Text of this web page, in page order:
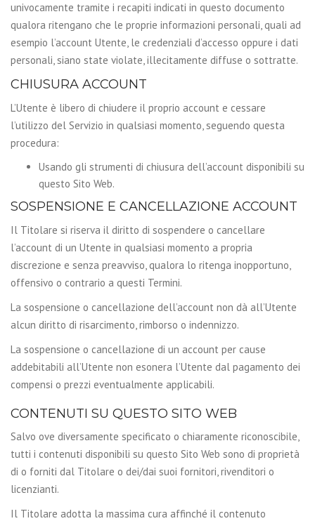
univocamente tramite i recapiti indicati in questo documento
qualora ritengano che le proprie informazioni personali, quali ad
esempio l’account Utente, le credenziali d’accesso oppure i dati
personali, siano state violate, illecitamente diffuse o sottratte.
CHIUSURA ACCOUNT
L’Utente è libero di chiudere il proprio account e cessare
l’utilizzo del Servizio in qualsiasi momento, seguendo questa
procedura:
Usando gli strumenti di chiusura dell’account disponibili su
questo Sito Web.
SOSPENSIONE E CANCELLAZIONE ACCOUNT
Il Titolare si riserva il diritto di sospendere o cancellare
l’account di un Utente in qualsiasi momento a propria
discrezione e senza preavviso, qualora lo ritenga inopportuno,
offensivo o contrario a questi Termini.
La sospensione o cancellazione dell’account non dà all’Utente
alcun diritto di risarcimento, rimborso o indennizzo.
La sospensione o cancellazione di un account per cause
addebitabili all’Utente non esonera l’Utente dal pagamento dei
compensi o prezzi eventualmente applicabili.
CONTENUTI SU QUESTO SITO WEB
Salvo ove diversamente specificato o chiaramente riconoscibile,
tutti i contenuti disponibili su questo Sito Web sono di proprietà
di o forniti dal Titolare o dei/dai suoi fornitori, rivenditori o
licenzianti.
Il Titolare adotta la massima cura affinché il contenuto